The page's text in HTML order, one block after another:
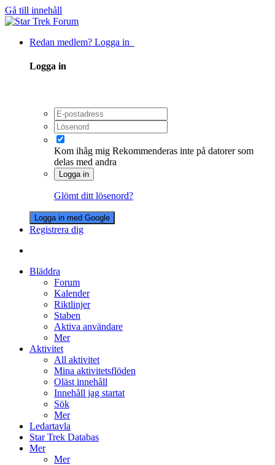
Gå till innehåll
Redan medlem? Logga in
Logga in
Kom ihåg mig Rekommenderas inte på datorer som
delas med andra
Logga in
Glömt ditt lösenord?
Logga in med Google
Registrera dig
Bläddra
Forum
Kalender
Riktlinjer
Staben
Aktiva användare
Mer
Aktivitet
All aktivitet
Mina aktivitetsflöden
Oläst innehåll
Innehåll jag startat
Sök
Mer
Ledartavla
Star Trek Databas
Mer
Mer